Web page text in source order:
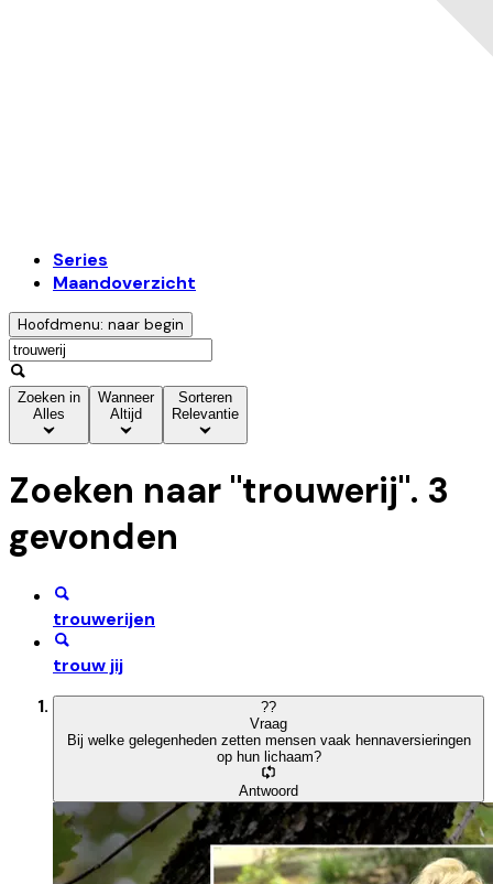
Series
Maandoverzicht
Hoofdmenu: naar begin
Zoeken in
Alles
Wanneer
Altijd
Sorteren
Relevantie
Zoeken naar "trouwerij". 3
gevonden
trouwerijen
trouw jij
??
Vraag
Bij welke gelegenheden zetten mensen vaak hennaversieringen
op hun lichaam?
Antwoord